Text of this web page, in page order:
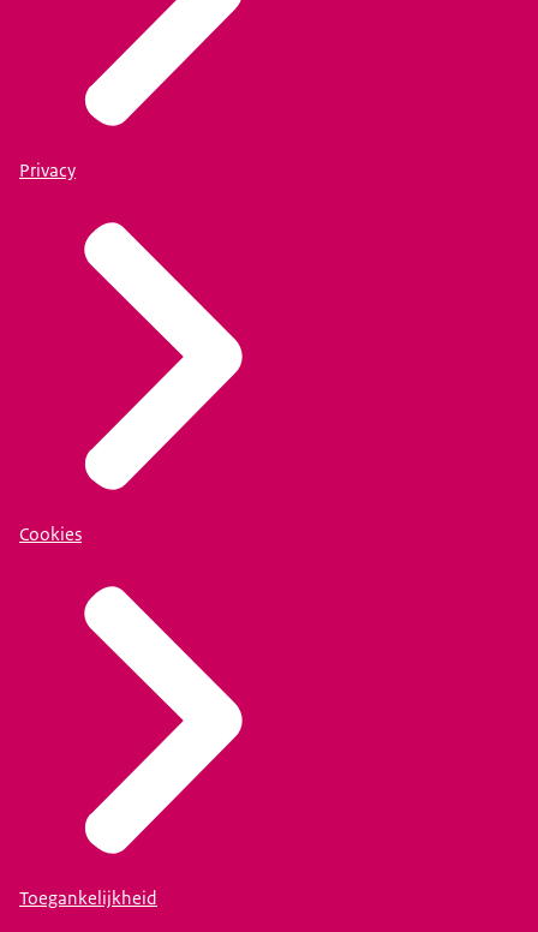
Privacy
Cookies
Toegankelijkheid